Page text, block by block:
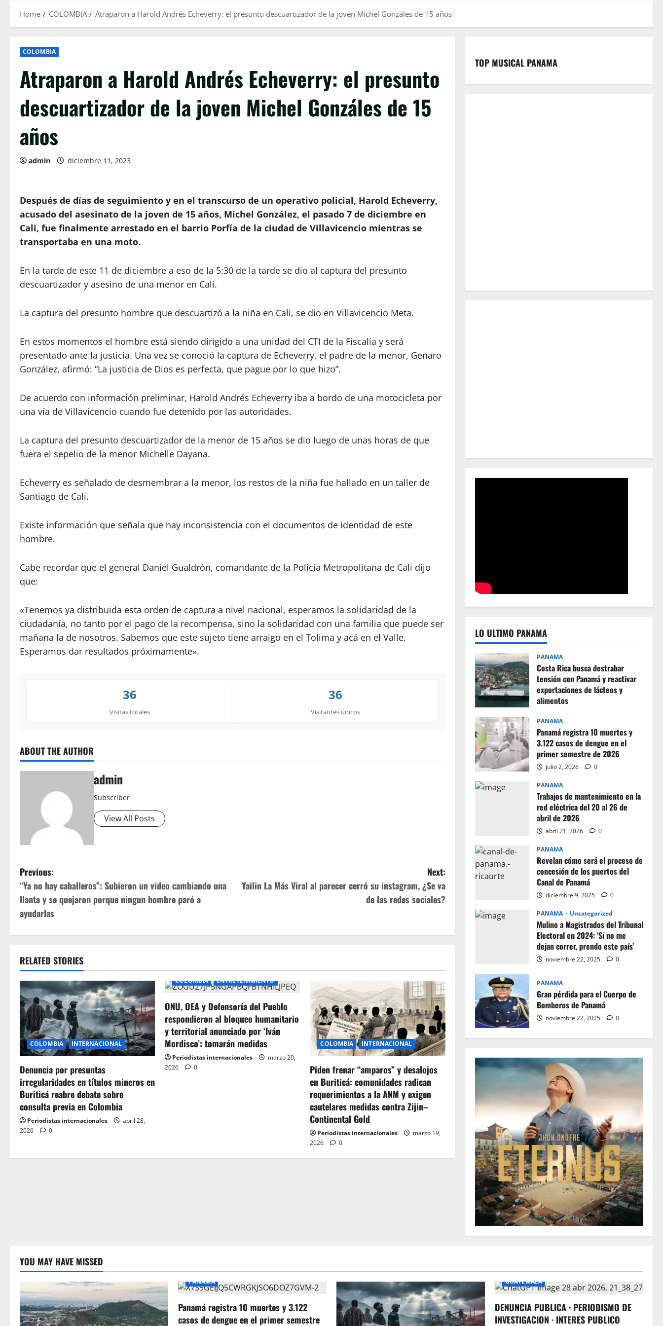
Home COLOMBIA Atraparon a Harold Andrés Echeverry: el presunto descuartizador de la joven Michel Gonzáles de 15 años
COLOMBIA
Atraparon a Harold Andrés Echeverry: el presunto
descuartizador de la joven Michel Gonzáles de 15
años
admin diciembre 11, 2023
Después de días de seguimiento y en el transcurso de un operativo policial, Harold Echeverry,
acusado del asesinato de la joven de 15 años, Michel González, el pasado 7 de diciembre en
Cali, fue finalmente arrestado en el barrio Porfía de la ciudad de Villavicencio mientras se
transportaba en una moto.
En la tarde de este 11 de diciembre a eso de la 5:30 de la tarde se dio al captura del presunto
descuartizador y asesino de una menor en Cali.
La captura del presunto hombre que descuartizó a la niña en Cali, se dio en Villavicencio Meta.
En estos momentos el hombre está siendo dirigido a una unidad del CTI de la Fiscalía y será
presentado ante la justicia. Una vez se conoció la captura de Echeverry, el padre de la menor, Genaro
González, afirmó: “La justicia de Dios es perfecta, que pague por lo que hizo”.
De acuerdo con información preliminar, Harold Andrés Echeverry iba a bordo de una motocicleta por
una vía de Villavicencio cuando fue detenido por las autoridades.
La captura del presunto descuartizador de la menor de 15 años se dio luego de unas horas de que
fuera el sepelio de la menor Michelle Dayana.
Echeverry es señalado de desmembrar a la menor, los restos de la niña fue hallado en un taller de
Santiago de Cali.
Existe información que señala que hay inconsistencia con el documentos de identidad de este
hombre.
Cabe recordar que el general Daniel Gualdrón, comandante de la Policía Metropolitana de Cali dijo
que:
«Tenemos ya distribuida esta orden de captura a nivel nacional, esperamos la solidaridad de la
ciudadanía, no tanto por el pago de la recompensa, sino la solidaridad con una familia que puede ser
mañana la de nosotros. Sabemos que este sujeto tiene arraigo en el Tolima y acá en el Valle.
Esperamos dar resultados próximamente».
36
Visitas totales
36
Visitantes únicos
ABOUT THE AUTHOR
admin
Subscriber
View All Posts
P
o
s
t
n
a
v
i
g
a
t
i
o
Previous:
“Ya no hay caballeros”: Subieron un video cambiando una
llanta y se quejaron porque ningun hombre paró a
ayudarlas
Next:
Yailin La Más Viral al parecer cerró su instagram, ¿Se va
de las redes sociales?
RELATED STORIES
COLOMBIA INTERNACIONAL
Denuncia por presuntas
irregularidades en títulos mineros en
Buriticá reabre debate sobre
consulta previa en Colombia
Periodistas internacionales
abril 28,
2026
0
COLOMBIA ENTRETENIMIENTO
ONU, OEA y Defensoría del Pueblo
respondieron al bloqueo humanitario
y territorial anunciado por ‘Iván
Mordisco’: tomarán medidas
Periodistas internacionales
marzo 20,
2026
0
COLOMBIA INTERNACIONAL
Piden frenar “amparos” y desalojos
en Buriticá: comunidades radican
requerimientos a la ANM y exigen
cautelares medidas contra Zijin–
Continental Gold
Periodistas internacionales
marzo 19,
2026
0
TOP MUSICAL PANAMA
LO ULTIMO PANAMA
PANAMA
Costa Rica busca destrabar
tensión con Panamá y reactivar
exportaciones de lácteos y
alimentos
PANAMA
Panamá registra 10 muertes y
3.122 casos de dengue en el
primer semestre de 2026
julio 2, 2026 0
PANAMA
Trabajos de mantenimiento en la
red eléctrica del 20 al 26 de
abril de 2026
abril 21, 2026 0
PANAMA
Revelan cómo será el proceso de
concesión de los puertos del
Canal de Panamá
diciembre 9, 2025 0
PANAMA Uncategorized
Mulino a Magistrados del Tribunal
Electoral en 2024: ‘Si no me
dejan correr, prendo este país’
noviembre 22, 2025 0
PANAMA
Gran pérdida para el Cuerpo de
Bomberos de Panamá
noviembre 22, 2025 0
YOU MAY HAVE MISSED
PANAMA
Panamá registra 10 muertes y 3.122
casos de dengue en el primer semestre
GUATEMALA
DENUNCIA PUBLICA · PERIODISMO DE
INVESTIGACION · INTERES PUBLICO